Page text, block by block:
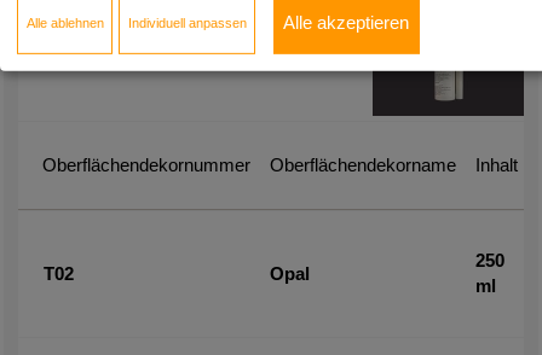
Oberflächendekornummer Oberflächendekorname Inhalt
T02 Opal
250
ml
Alle ablehnen Individuell anpassen Alle akzeptieren